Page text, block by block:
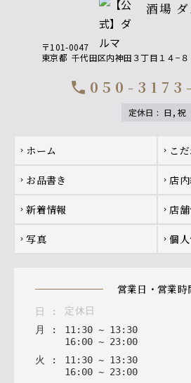
酒場
〒101-0047
東京都 千代田区内神田３丁目１４−８
call 050-
定休日 : 日, 祝
Footer navigation
chevron_right ホーム chevron_right こ
chevron_right お品書き chevron_right 店
chevron_right 新着情報 chevron_right
chevron_right 写真 chevron_right
営業日・営業時
日 :
定休日
月
: 11: 30 ~ 13: 30
16: 00 ~ 23: 00
火
: 11: 30 ~ 13: 30
16: 00 ~ 23: 00